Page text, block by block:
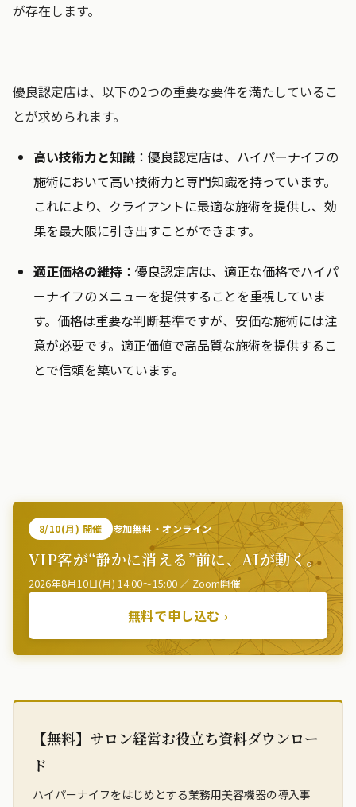
が存在します。
優良認定店は、以下の2つの重要な要件を満たしているこ
とが求められます。
高い技術力と知識：優良認定店は、ハイパーナイフの
施術において高い技術力と専門知識を持っています。
これにより、クライアントに最適な施術を提供し、効
果を最大限に引き出すことができます。
適正価格の維持：優良認定店は、適正な価格でハイパ
ーナイフのメニューを提供することを重視していま
す。価格は重要な判断基準ですが、安価な施術には注
意が必要です。適正価値で高品質な施術を提供するこ
とで信頼を築いています。
8/10(月) 開催 参加無料・オンライン
VIP客が“静かに消える”前に、AIが動く。
2026年8月10日(月) 14:00〜15:00 ／ Zoom開催
無料で申し込む ›
【無料】サロン経営お役立ち資料ダウンロー
ド
ハイパーナイフをはじめとする業務用美容機器の導入事